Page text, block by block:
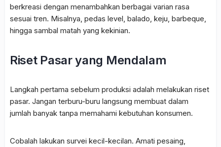
berkreasi dengan menambahkan berbagai varian rasa
sesuai tren. Misalnya, pedas level, balado, keju, barbeque,
hingga sambal matah yang kekinian.
Riset Pasar yang Mendalam
Langkah pertama sebelum produksi adalah melakukan riset
pasar. Jangan terburu-buru langsung membuat dalam
jumlah banyak tanpa memahami kebutuhan konsumen.
Cobalah lakukan survei kecil-kecilan. Amati pesaing,